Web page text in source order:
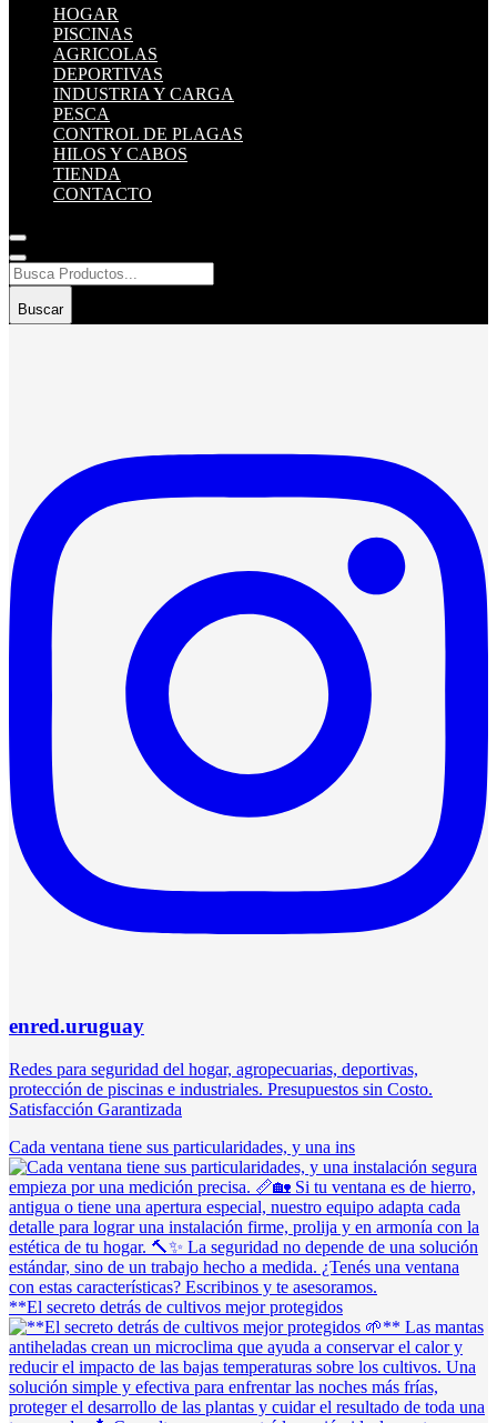
HOGAR
PISCINAS
AGRICOLAS
DEPORTIVAS
INDUSTRIA Y CARGA
PESCA
CONTROL DE PLAGAS
HILOS Y CABOS
TIENDA
CONTACTO
Buscar
enred.uruguay
Redes para seguridad del hogar, agropecuarias, deportivas,
protección de piscinas e industriales. Presupuestos sin Costo.
Satisfacción Garantizada
Cada ventana tiene sus particularidades, y una ins
**El secreto detrás de cultivos mejor protegidos